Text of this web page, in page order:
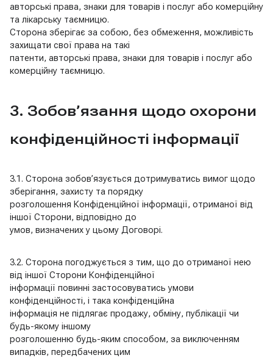
авторські права, знаки для товарів і послуг або комерційну
та лікарську таємницю.
Сторона зберігає за собою, без обмеження, можливість
захищати свої права на такі
патенти, авторські права, знаки для товарів і послуг або
комерційну таємницю.
3. Зобов’язання щодо охорони
конфіденційності інформації
3.1. Сторона зобов’язується дотримуватись вимог щодо
зберігання, захисту та порядку
розголошення Конфіденційної інформації, отриманої від
іншої Сторони, відповідно до
умов, визначених у цьому Договорі.
3.2. Сторона погоджується з тим, що до отриманої нею
від іншої Сторони Конфіденційної
інформації повинні застосовуватись умови
конфіденційності, і така конфіденційна
інформація не підлягає продажу, обміну, публікації чи
будь-якому іншому
розголошенню будь-яким способом, за виключенням
випадків, передбачених цим